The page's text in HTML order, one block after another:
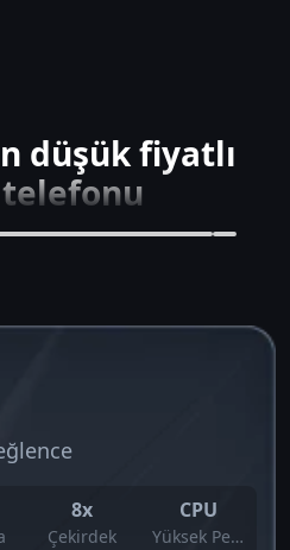
düşük fiyatlı
8x
Çekirdek
CPU
Yüksek Performans